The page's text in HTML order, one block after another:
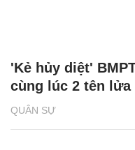
QUÂN SỰ
'Kẻ hủy diệt'
cùng lúc 2 tên lửa